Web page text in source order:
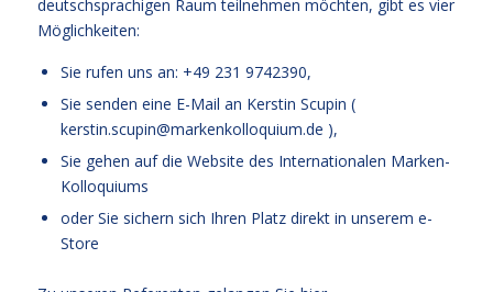
deutschsprachigen Raum teilnehmen möchten, gibt es vier
Möglichkeiten:
Sie rufen uns an: +49 231 9742390,
Sie senden eine E-Mail an Kerstin Scupin (
kerstin.scupin@markenkolloquium.de ),
Sie gehen auf die Website des Internationalen Marken-
Kolloquiums
oder Sie sichern sich Ihren Platz direkt in unserem e-
Store